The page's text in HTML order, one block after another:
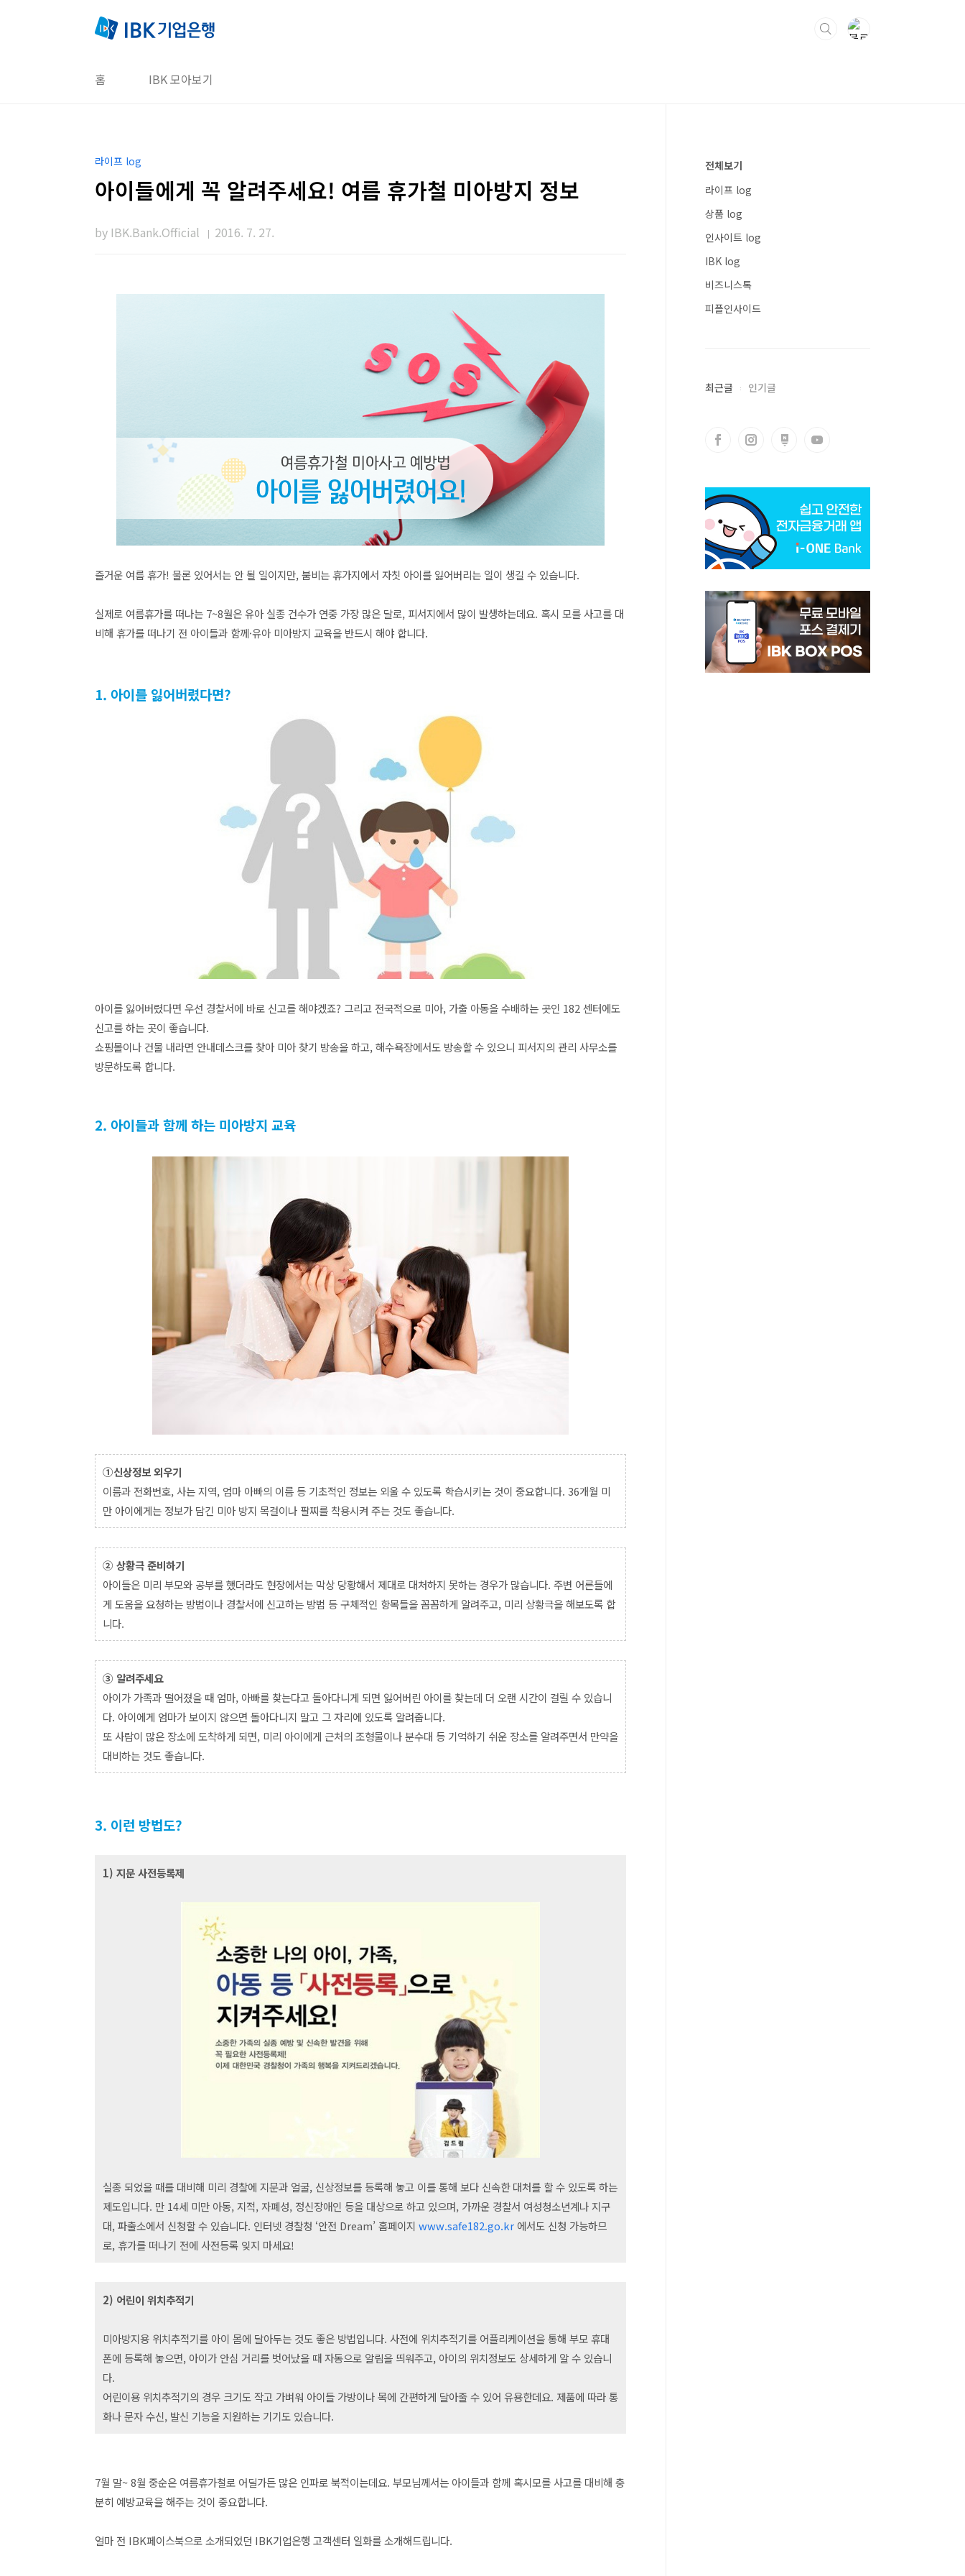
홈 IBK 모아보기
라이프 log
아이들에게 꼭 알려주세요! 여름 휴가철 미아방지 정보
by IBK.Bank.Official 2016. 7. 27.
즐거운 여름 휴가! 물론 있어서는 안 될 일이지만, 붐비는 휴가지에서 자칫 아이를 잃어버리는 일이 생길 수 있습니다.
실제로 여름휴가를 떠나는 7~8월은 유아 실종 건수가 연중 가장 많은 달로, 피서지에서 많이 발생하는데요. 혹시 모를 사고를 대
비해 휴가를 떠나기 전 아이들과 함께·유아 미아방지 교육을 반드시 해야 합니다.
1. 아이를 잃어버렸다면?
아이를 잃어버렸다면 우선 경찰서에 바로 신고를 해야겠죠? 그리고 전국적으로 미아, 가출 아동을 수배하는 곳인 182 센터에도
신고를 하는 곳이 좋습니다.
쇼핑몰이나 건물 내라면 안내데스크를 찾아 미아 찾기 방송을 하고, 해수욕장에서도 방송할 수 있으니 피서지의 관리 사무소를
방문하도록 합니다.
2. 아이들과 함께 하는 미아방지 교육
①신상정보 외우기
이름과 전화번호, 사는 지역, 엄마 아빠의 이름 등 기초적인 정보는 외울 수 있도록 학습시키는 것이 중요합니다. 36개월 미
만 아이에게는 정보가 담긴 미아 방지 목걸이나 팔찌를 착용시켜 주는 것도 좋습니다.
② 상황극 준비하기
아이들은 미리 부모와 공부를 했더라도 현장에서는 막상 당황해서 제대로 대처하지 못하는 경우가 많습니다. 주변 어른들에
게 도움을 요청하는 방법이나 경찰서에 신고하는 방법 등 구체적인 항목들을 꼼꼼하게 알려주고, 미리 상황극을 해보도록 합
니다.
③ 알려주세요
아이가 가족과 떨어졌을 때 엄마, 아빠를 찾는다고 돌아다니게 되면 잃어버린 아이를 찾는데 더 오랜 시간이 걸릴 수 있습니
다. 아이에게 엄마가 보이지 않으면 돌아다니지 말고 그 자리에 있도록 알려줍니다.
또 사람이 많은 장소에 도착하게 되면, 미리 아이에게 근처의 조형물이나 분수대 등 기억하기 쉬운 장소를 알려주면서 만약을
대비하는 것도 좋습니다.
3. 이런 방법도?
1) 지문 사전등록제
실종 되었을 때를 대비해 미리 경찰에 지문과 얼굴, 신상정보를 등록해 놓고 이를 통해 보다 신속한 대처를 할 수 있도록 하는
제도입니다. 만 14세 미만 아동, 지적, 자폐성, 정신장애인 등을 대상으로 하고 있으며, 가까운 경찰서 여성청소년계나 지구
대, 파출소에서 신청할 수 있습니다. 인터넷 경찰청 ‘안전 Dream’ 홈페이지 www.safe182.go.kr 에서도 신청 가능하므
로, 휴가를 떠나기 전에 사전등록 잊지 마세요!
2) 어린이 위치추적기
미아방지용 위치추적기를 아이 몸에 달아두는 것도 좋은 방법입니다. 사전에 위치추적기를 어플리케이션을 통해 부모 휴대
폰에 등록해 놓으면, 아이가 안심 거리를 벗어났을 때 자동으로 알림을 띄워주고, 아이의 위치정보도 상세하게 알 수 있습니
다.
어린이용 위치추적기의 경우 크기도 작고 가벼워 아이들 가방이나 목에 간편하게 달아줄 수 있어 유용한데요. 제품에 따라 통
화나 문자 수신, 발신 기능을 지원하는 기기도 있습니다.
7월 말~ 8월 중순은 여름휴가철로 어딜가든 많은 인파로 북적이는데요. 부모님께서는 아이들과 함께 혹시모를 사고를 대비해 충
분히 예방교육을 해주는 것이 중요합니다.
얼마 전 IBK페이스북으로 소개되었던 IBK기업은행 고객센터 일화를 소개해드립니다.
전체보기
라이프 log
상품 log
인사이트 log
IBK log
비즈니스톡
피플인사이드
최근글 인기글